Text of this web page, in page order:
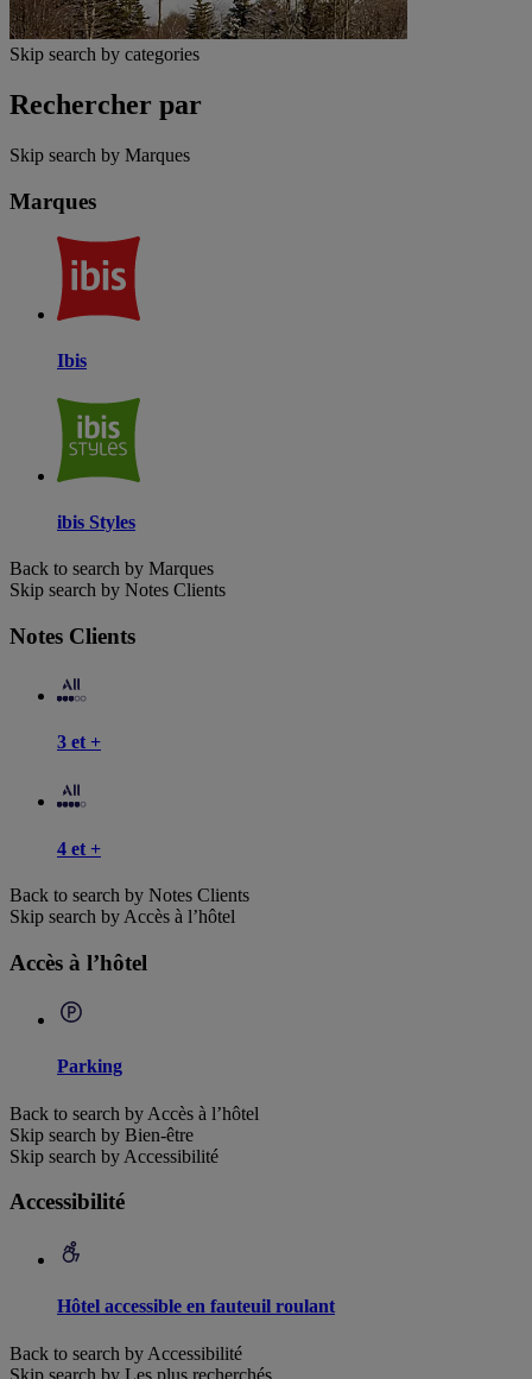
Skip search by categories
Rechercher par
Skip search by Marques
Marques
Ibis
ibis Styles
Back to search by Marques
Skip search by Notes Clients
Notes Clients
3 et +
4 et +
Back to search by Notes Clients
Skip search by Accès à l’hôtel
Accès à l’hôtel
Parking
Back to search by Accès à l’hôtel
Skip search by Bien-être
Skip search by Accessibilité
Accessibilité
Hôtel accessible en fauteuil roulant
Back to search by Accessibilité
Skip search by Les plus recherchés